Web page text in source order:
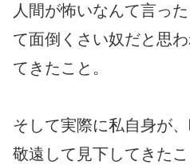
人間が怖いなんて言っ
て面倒くさい奴だと思
てきたこと。
そして実際に私自身が
敬遠して見下してきたこ